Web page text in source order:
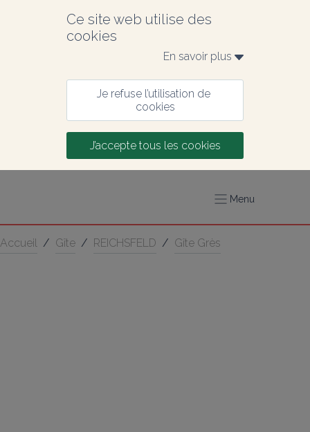
Ce site web utilise des
cookies
En savoir plus
Je refuse l’utilisation de
cookies
J’accepte tous les cookies
Menu
Accueil / Gîte / REICHSFELD / Gîte Grès